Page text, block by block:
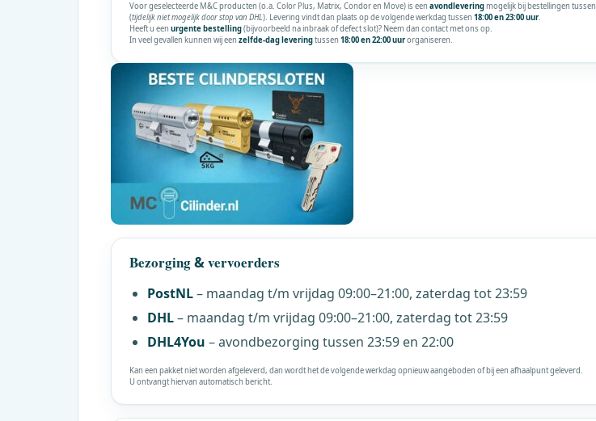
Voor geselecteerde M&Cproducten (o.a. Color Plus, Matrix, Condor en Move) is een avondleveringmogelijk bij bestellingen tussen
(tijdelijk niet mogelijk door stop van DHL). Levering vindt dan plaats op de volgende werkdag tussen 18:00 en 23:00 uur.
Heeft u een urgente bestelling(bijvoorbeeld na inbraak of defect slot)? Neem dan contact met ons op.
In veel gevallen kunnen wij een zelfde-dag leveringtussen 18:00 en 22:00 uurorganiseren.
Bezorging&vervoerders
PostNL– maandag t/m vrijdag 09:00–21:00, zaterdag tot 23:59
DHL– maandag t/m vrijdag 09:00–21:00, zaterdag tot 23:59
DHL4You – avondbezorging tussen 23:59 en 22:00
Kan een pakket niet worden afgeleverd, dan wordt het de volgende werkdag opnieuw aangeboden of bij een afhaalpunt geleverd.
U ontvangt hiervan automatisch bericht.